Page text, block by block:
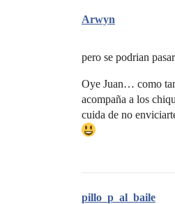
Arwyn
pero se podrian
Oye Juan… como
acompaña a los
cuida de no
pillo_p_al_baile